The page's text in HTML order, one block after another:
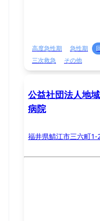
高度急性期 急性期
三次救急
その他
公益社団法人地
病院
福井県鯖江市三六町1-